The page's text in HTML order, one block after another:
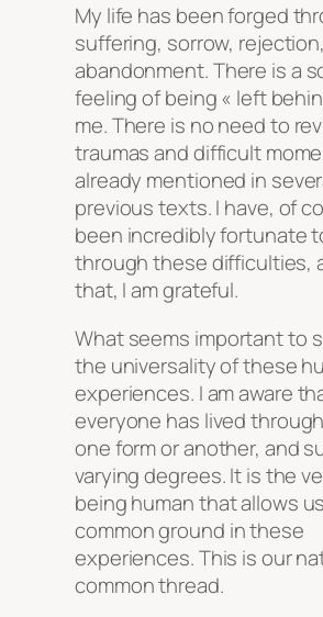
My life has been forged
suffering, sorrow,
abandonment. There is a
feeling of being « left
me. There is no need to
traumas and difficult
already mentioned in
previous texts. I have, of
been incredibly fortunate
through these difficulties,
that, I am grateful.
What seems important to
the universality of these
experiences. I am aware
everyone has lived
one form or another, and
varying degrees. It is the
being human that allows
common ground in these
experiences. This is our
common thread.